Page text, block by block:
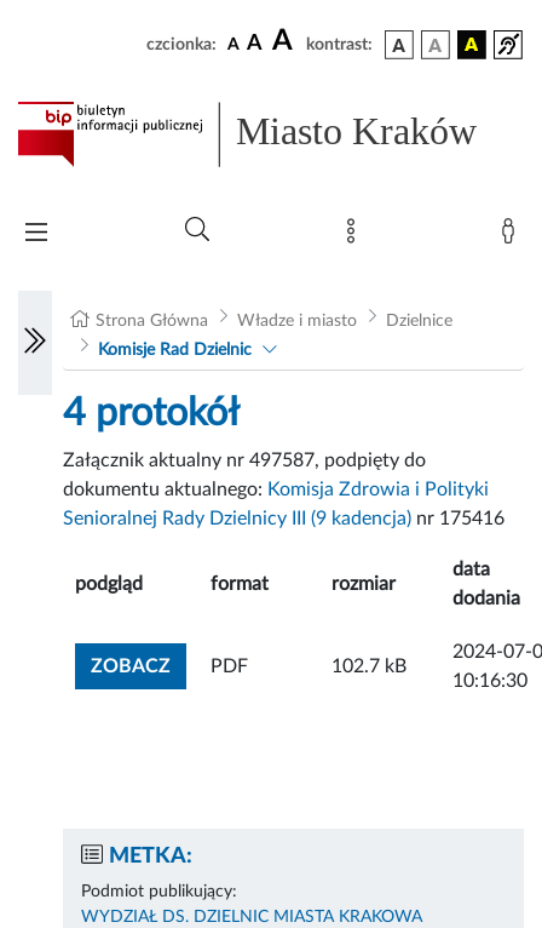
czcionka: A A A kontrast:
Miasto Kraków
Strona Główna Władze i miasto
Dzielnice
Komisje Rad Dzielnic
4 protokół
Załącznik aktualny nr 497587, podpięty do
dokumentu aktualnego: Komisja Zdrowia i Polityki
Senioralnej Rady Dzielnicy III (9 kadencja) nr 175416
podgląd format rozmiar
data
dodania
ZOBACZZOBACZ ZAŁĄCZNIK
PDF 102.7 kB
2024-07-
10:16:30
METKA:
Podmiot publikujący:
WYDZIAŁ DS. DZIELNIC MIASTA KRAKOWA